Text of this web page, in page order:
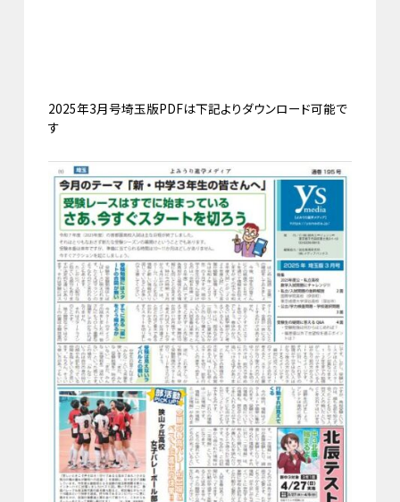
2025年3月号埼玉版PDFは下記よりダウンロード可能で
す